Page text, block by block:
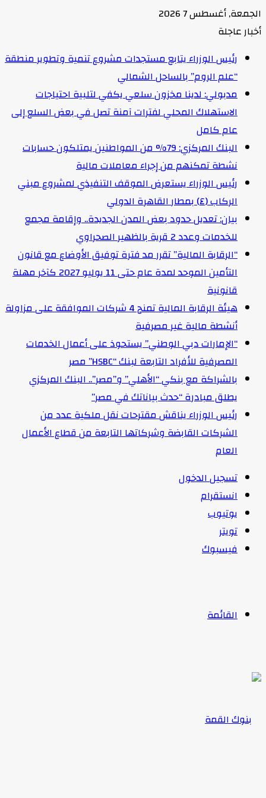
الجمعة, أغسطس 7 2026
أخبار عاجلة
رئيس الوزراء يتابع مستجدات مشروع تنمية وتطوير منطقة
“علم الروم” بالساحل الشمالي
مدبولي: لدينا مخزون سلعي يكفي لتلبية احتياجات
الاستهلاك المحلي لفترات آمنة تصل في بعض السلع إلى
عام كامل
البنك المركزي: 79% من المواطنين يمتلكون حسابات
نشطة تمكنهم من إجراء معاملات مالية
رئيس الوزراء يستعرض الموقف التنفيذي لمشروع مبني
الركاب (٤) بمطار القاهرة الدولي
بيان: تعديل حدود بعض المدن الجديدة.. وإقامة مجمع
للخدمات وعدد 2 قرية بالظهير الصحراوي
“الرقابة المالية” تقرر مد فترة توفيق الأوضاع مع قانون
التأمين الموحد لمدة عام حتى 11 يوليو 2027 كآخر مهلة
قانونية
هيئة الرقابة المالية تمنح 4 شركات الموافقة على مزاولة
أنشطة مالية غير مصرفية
“الإمارات دبي الوطني” يستحوذ على أعمال الخدمات
المصرفية للأفراد التابعة لبنك “HSBC” مصر
بالشراكة مع بنكي “الأهلي” و”مصر”.. البنك المركزي
يطلق مبادرة “حدث بياناتك في مصر”
رئيس الوزراء يناقش مقترحات نقل ملكية عدد من
الشركات القابضة وشركاتها التابعة من قطاع الأعمال
العام
تسجيل الدخول
انستقرام
يوتيوب
تويتر
فيسبوك
القائمة